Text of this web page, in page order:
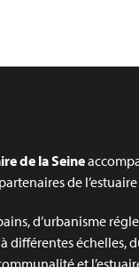
de la Seine
de
d’urbanisme
différentes échelles,
et